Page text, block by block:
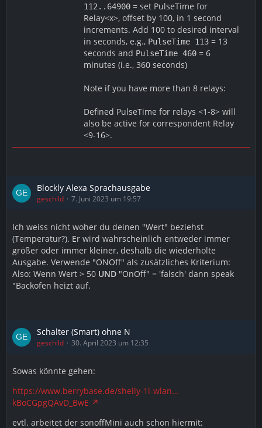
112..64900 = set PulseTime for
Relay<x>, offset by 100, in 1 second
increments. Add 100 to desired interval
in seconds, e.g., PulseTime 113 = 13
seconds and PulseTime 460 = 6
minutes (i.e., 360 seconds)
Note if you have more than 8 relays:
Defined PulseTime for relays <1-8> will
also be active for correspondent Relay
<9-16>.
Blockly Alexa Sprachausgabe
geschild 7. Juni 2023 um 19:57
Ich weiss nicht woher du deinen "Wert" beziehst
(Temperatur?). Er wird wahrscheinlich entweder immer
größer oder immer kleiner, deshalb die wiederholte
Ausgabe. Verwende "ONOff" als zusätzliches Kriterium:
Also: Wenn Wert > 50 UND "OnOff" = 'falsch' dann speak
"Backofen heizt auf.
Schalter (Smart) ohne N
geschild 30. April 2023 um 12:35
Sowas könnte gehen:
https://www.berrybase.de/shelly-1l-wlan…
kBoCGpgQAvD_BwE
evtl. arbeitet der sonoffMini auch schon hiermit: